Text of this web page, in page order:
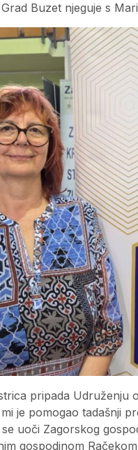
Buzet njeguje s
pripada Udruženju
je pomogao tadašnji
uoči Zagorskog
gospodinom